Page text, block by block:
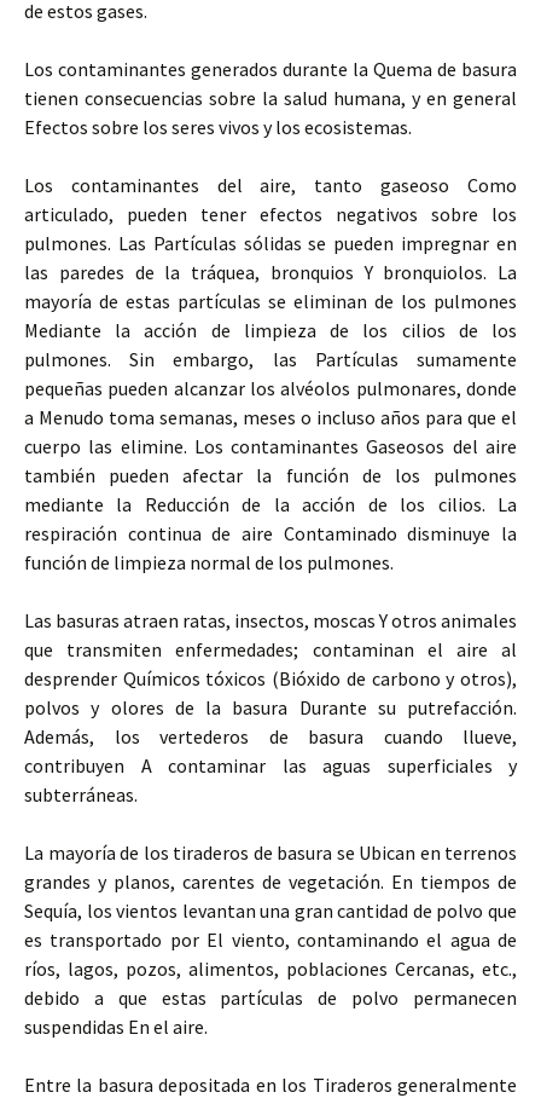
de estos gases.
Los contaminantes generados durante la Quema de basura
tienen consecuencias sobre la salud humana, y en general
Efectos sobre los seres vivos y los ecosistemas.
Los contaminantes del aire, tanto gaseoso Como
articulado, pueden tener efectos negativos sobre los
pulmones. Las Partículas sólidas se pueden impregnar en
las paredes de la tráquea, bronquios Y bronquiolos. La
mayoría de estas partículas se eliminan de los pulmones
Mediante la acción de limpieza de los cilios de los
pulmones. Sin embargo, las Partículas sumamente
pequeñas pueden alcanzar los alvéolos pulmonares, donde
a Menudo toma semanas, meses o incluso años para que el
cuerpo las elimine. Los contaminantes Gaseosos del aire
también pueden afectar la función de los pulmones
mediante la Reducción de la acción de los cilios. La
respiración continua de aire Contaminado disminuye la
función de limpieza normal de los pulmones.
Las basuras atraen ratas, insectos, moscas Y otros animales
que transmiten enfermedades; contaminan el aire al
desprender Químicos tóxicos (Bióxido de carbono y otros),
polvos y olores de la basura Durante su putrefacción.
Además, los vertederos de basura cuando llueve,
contribuyen A contaminar las aguas superficiales y
subterráneas.
La mayoría de los tiraderos de basura se Ubican en terrenos
grandes y planos, carentes de vegetación. En tiempos de
Sequía, los vientos levantan una gran cantidad de polvo que
es transportado por El viento, contaminando el agua de
ríos, lagos, pozos, alimentos, poblaciones Cercanas, etc.,
debido a que estas partículas de polvo permanecen
suspendidas En el aire.
Entre la basura depositada en los Tiraderos generalmente